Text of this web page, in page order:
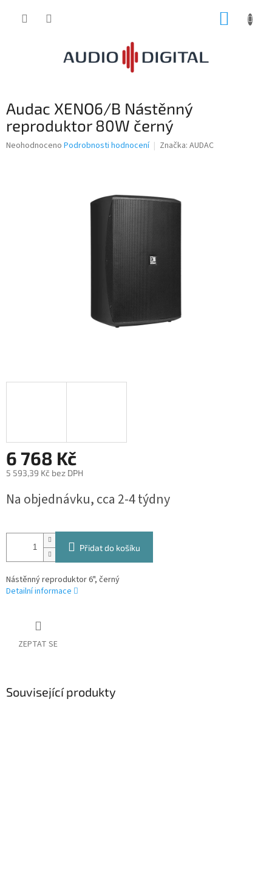
Audac XENO6/B Nástěnný
reproduktor 80W černý
Průměrné
Neohodnoceno Podrobnosti hodnocení Značka: AUDAC
6 768 Kč
5 593,39 Kč bez DPH
cena:
Na objednávku, cca 2-4 týdny
Přidat do košíku
Nástěnný reproduktor 6", černý
Detailní informace
ZEPTAT SE
Související produkty